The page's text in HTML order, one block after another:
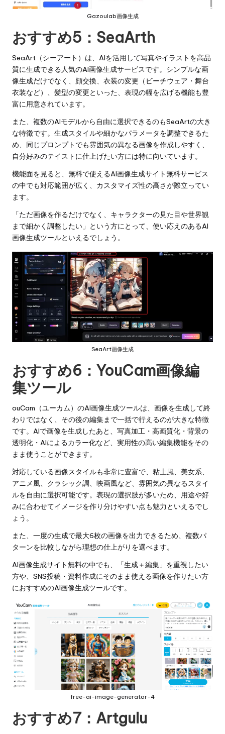
Gazoulab画像生成
おすすめ5： SeaArth
SeaArt（シーアート）は、AIを活用して写真やイラストを高品
質に生成できる人気のAI画像生成サービスです。シンプルな画
像生成だけでなく、顔交換、衣装の変更（ビーチウェア・舞台
衣装など）、髪型の変更といった、表現の幅を広げる機能も豊
富に用意されています。
また、複数のAIモデルから自由に選択できるのもSeaArtの大き
な特徴です。生成スタイルや細かなパラメータを調整できるた
め、同じプロンプトでも雰囲気の異なる画像を作成しやすく、
自分好みのテイストに仕上げたい方には特に向いています。
機能面を見ると、無料で使えるAI画像生成サイト無料サービス
の中でも対応範囲が広く、カスタマイズ性の高さが際立ってい
ます。
「ただ画像を作るだけでなく、キャラクターの見た目や世界観
まで細かく調整したい」という方にとって、使い応えのあるAI
画像生成ツールといえるでしょう。
SeaArt画像生成
おすすめ6： YouCam画像編
集ツール
ouCam（ユーカム）のAI画像生成ツールは、画像を生成して終
わりではなく、その後の編集まで一括で行えるのが大きな特徴
です。AIで画像を生成したあと、写真加工・高画質化・背景の
透明化・AIによるカラー化など、実用性の高い編集機能をその
まま使うことができます。
対応している画像スタイルも非常に豊富で、粘土風、美女系、
アニメ風、クラシック調、映画風など、雰囲気の異なるスタイ
ルを自由に選択可能です。表現の選択肢が多いため、用途や好
みに合わせてイメージを作り分けやすい点も魅力といえるでし
ょう。
また、一度の生成で最大6枚の画像を出力できるため、複数パ
ターンを比較しながら理想の仕上がりを選べます。
AI画像生成サイト無料の中でも、「生成＋編集」を重視したい
方や、SNS投稿・資料作成にそのまま使える画像を作りたい方
におすすめのAI画像生成ツールです。
free-ai-image-generator-4
おすすめ7： Artgulu